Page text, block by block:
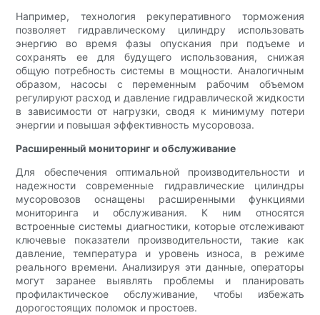
Например, технология рекуперативного торможения
позволяет гидравлическому цилиндру использовать
энергию во время фазы опускания при подъеме и
сохранять ее для будущего использования, снижая
общую потребность системы в мощности. Аналогичным
образом, насосы с переменным рабочим объемом
регулируют расход и давление гидравлической жидкости
в зависимости от нагрузки, сводя к минимуму потери
энергии и повышая эффективность мусоровоза.
Расширенный мониторинг и обслуживание
Для обеспечения оптимальной производительности и
надежности современные гидравлические цилиндры
мусоровозов оснащены расширенными функциями
мониторинга и обслуживания. К ним относятся
встроенные системы диагностики, которые отслеживают
ключевые показатели производительности, такие как
давление, температура и уровень износа, в режиме
реального времени. Анализируя эти данные, операторы
могут заранее выявлять проблемы и планировать
профилактическое обслуживание, чтобы избежать
дорогостоящих поломок и простоев.